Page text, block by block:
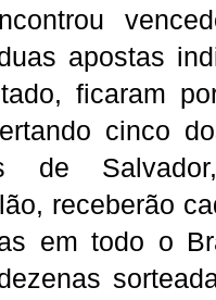
apostas
ficaram
cinco
de
receberão
em todo o